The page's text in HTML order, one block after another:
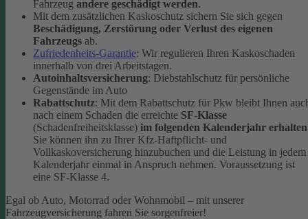
Fahrzeug andere geschädigt werden.
Mit dem zusätzlichen Kaskoschutz sichern Sie sich gegen
Beschädigung, Zerstörung oder Verlust des eigenen
Fahrzeugs ab.
Zufriedenheits-Garantie: Wir regulieren Ihren Kaskoschaden
innerhalb von drei Arbeitstagen.
Autoinhaltsversicherung: Diebstahlschutz für persönliche
Gegenstände im Auto
Rabattschutz: Mit dem Rabattschutz für Pkw bleibt Ihnen
nach einem Schaden die erreichte SF-Klasse
(Schadenfreiheitsklasse) im folgenden Kalenderjahr erhalten
Sie können ihn zu Ihrer Kfz-Haftpflicht- und
Vollkaskoversicherung hinzubuchen und die Leistung in jedem
Kalenderjahr einmal in Anspruch nehmen. Voraussetzung ist
eine SF-Klasse 4.
Egal ob Auto, Motorrad oder Wohnmobil – mit unserer
Fahrzeugversicherung fahren Sie sorgenfreier!